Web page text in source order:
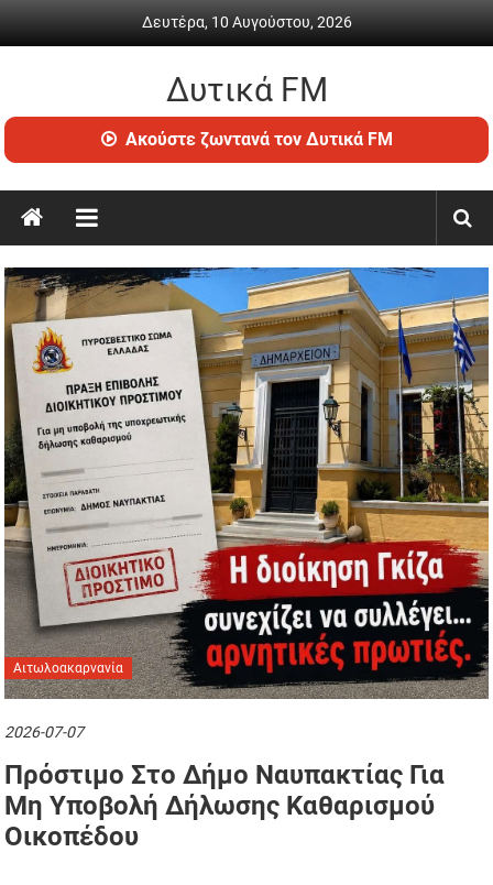
Δευτέρα, 10 Αυγούστου, 2026
Δυτικά FM
Ραδιόφωνο
•
ενημέρωση
Ακούστε ζωντανά τον Δυτικά FM
Αιτωλοακαρνανία
2026-07-07
Πρόστιμο Στο Δήμο Ναυπακτίας Για
Μη Υποβολή Δήλωσης Καθαρισμού
Οικοπέδου